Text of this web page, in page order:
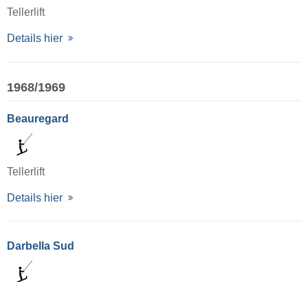
Tellerlift
Details hier
1968/1969
Beauregard
Tellerlift
Details hier
Darbella Sud